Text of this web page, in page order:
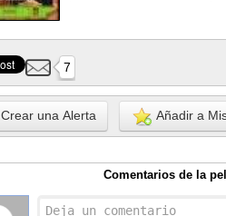
7
Crear una Alerta Añadir a
Comentarios de la